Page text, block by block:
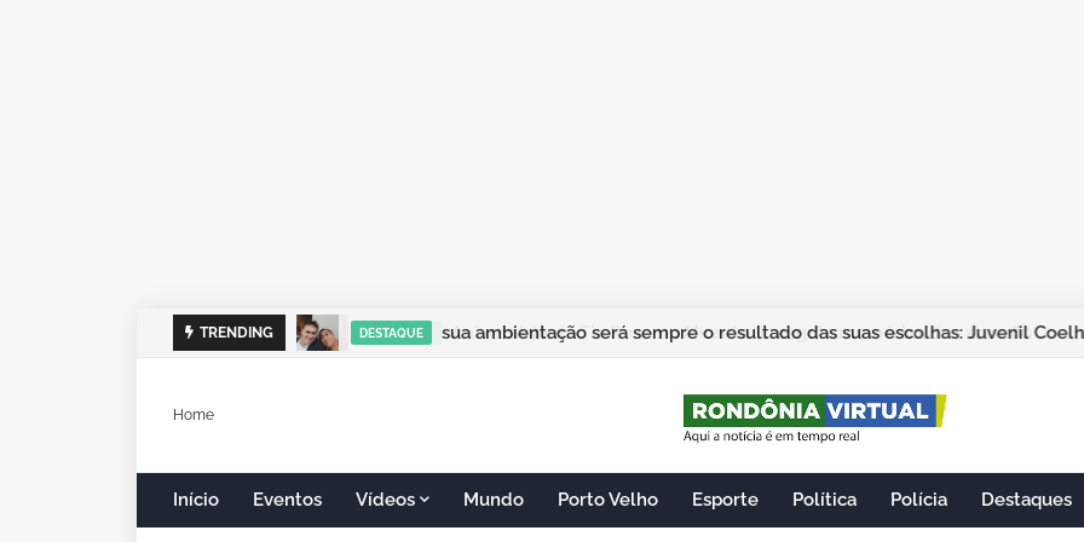
TRENDING DESTAQUE sua ambientação será sempre o resultado das suas escolhas: Juvenil
Home
Início Eventos Vídeos Mundo Porto Velho Esporte Política Polícia Destaques